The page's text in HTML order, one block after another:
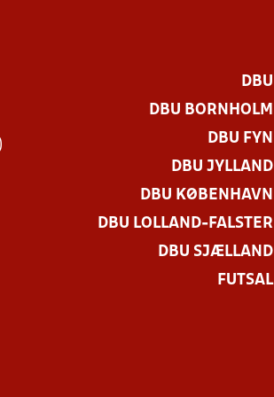
DBU
DBU BORNHOLM
DBU FYN
DBU JYLLAND
DBU KØBENHAVN
DBU LOLLAND-FALSTER
DBU SJÆLLAND
FUTSAL